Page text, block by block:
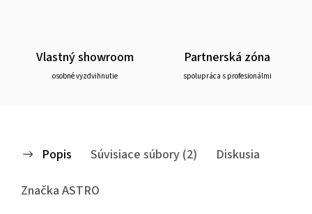
Vlastný showroom
osobné vyzdvihnutie
Partnerská zóna
spolupráca s profesionálmi
Popis Súvisiace súbory (2)
Diskusia
ZnačkaASTRO